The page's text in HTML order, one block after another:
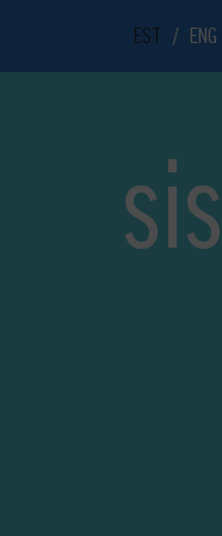
EST / ENG